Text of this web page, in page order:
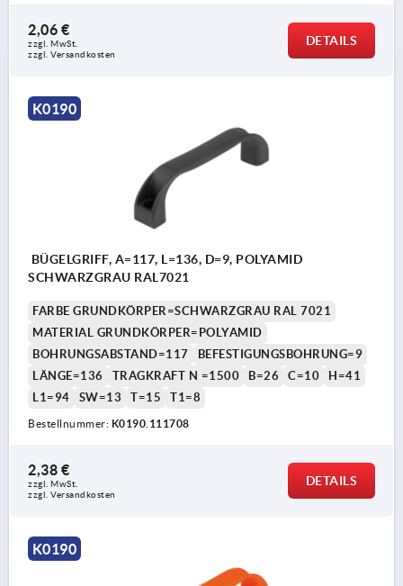
2,06 €
zzgl. MwSt.
zzgl. Versandkosten
DETAILS
K0190
BÜGELGRIFF, A=117, L=136, D=9, POLYAMID
SCHWARZGRAU RAL7021
FARBE GRUNDKÖRPER=SCHWARZGRAU RAL 7021
MATERIAL GRUNDKÖRPER=POLYAMID
BOHRUNGSABSTAND=117
BEFESTIGUNGSBOHRUNG=9
LÄNGE=136
TRAGKRAFT N =1500 B=26 C=10
H=41
L1=94
SW=13 T=15 T1=8
Bestellnummer: K0190.111708
2,38 €
zzgl. MwSt.
zzgl. Versandkosten
DETAILS
K0190